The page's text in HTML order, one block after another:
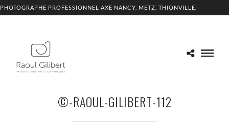
PHOTOGRAPHE PROFESSIONNEL AXE NANCY, METZ, THIONVILLE,
©-RAOUL-GILIBERT-112